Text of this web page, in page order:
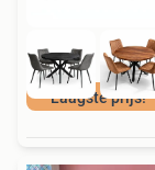
Laagste prijs!